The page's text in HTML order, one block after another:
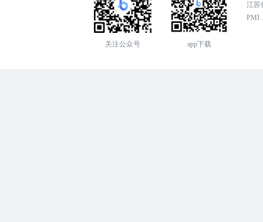
关注公众号 app下载
江苏
PMI